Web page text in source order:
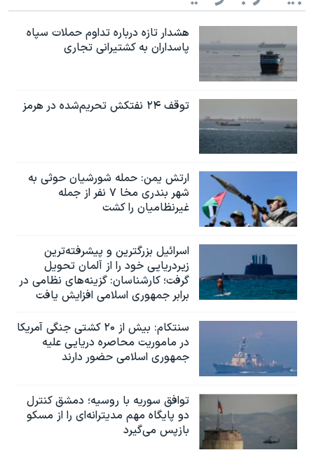
هشدار تازه درباره تداوم حملات سپاه
پاسداران به کشتیرانی تجاری
توقف ۲۴ نفتکش تحریم‌شده در هرمز
ارتش یمن: حمله شورشیان حوثی به
شهر بندری مخا ۷ نفر از جمله
غیرنظامیان را کشت
اسرائيل بزرگترین و پیشرفته‌ترین
زیردریایی خود را از آلمان تحویل
گرفت؛ کارشناسان: گزینه‌های نظامی در
برابر جمهوری اسلامی افزایش یافت
سنتکام: بیش از ۲۰ کشتی جنگی آمریکا
در ماموریت محاصره دریایی علیه
جمهوری اسلامی حضور دارند
توافق سوریه با روسیه؛ دمشق کنترل
دو پایگاه مهم مدیترانه‌ای را از مسکو
بازپس می‌گیرد